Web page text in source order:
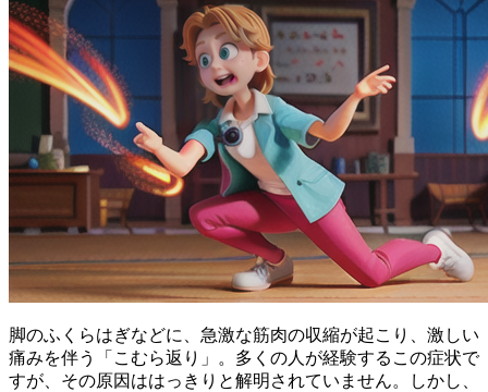
脚のふくらはぎなどに、 急激な筋肉の収縮が起こり、激しい
痛みを伴う
「こむら返り」。多くの人が経験するこの症状で
すが、その原因ははっきりと解明されていません。しかし、